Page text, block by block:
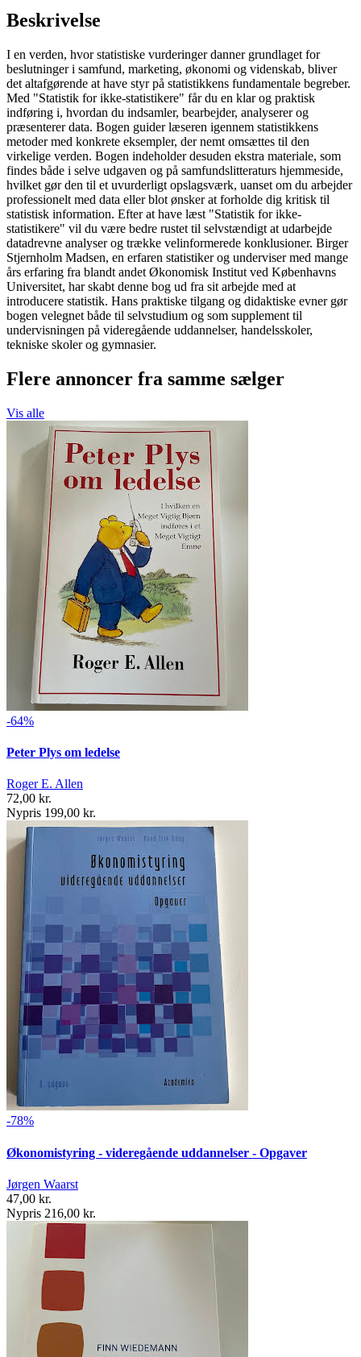
Beskrivelse
I en verden, hvor statistiske vurderinger danner grundlaget for
beslutninger i samfund, marketing, økonomi og videnskab, bliver
det altafgørende at have styr på statistikkens fundamentale begreber.
Med "Statistik for ikke-statistikere" får du en klar og praktisk
indføring i, hvordan du indsamler, bearbejder, analyserer og
præsenterer data. Bogen guider læseren igennem statistikkens
metoder med konkrete eksempler, der nemt omsættes til den
virkelige verden. Bogen indeholder desuden ekstra materiale, som
findes både i selve udgaven og på samfundslitteraturs hjemmeside,
hvilket gør den til et uvurderligt opslagsværk, uanset om du arbejder
professionelt med data eller blot ønsker at forholde dig kritisk til
statistisk information. Efter at have læst "Statistik for ikke-
statistikere" vil du være bedre rustet til selvstændigt at udarbejde
datadrevne analyser og trække velinformerede konklusioner. Birger
Stjernholm Madsen, en erfaren statistiker og underviser med mange
års erfaring fra blandt andet Økonomisk Institut ved Københavns
Universitet, har skabt denne bog ud fra sit arbejde med at
introducere statistik. Hans praktiske tilgang og didaktiske evner gør
bogen velegnet både til selvstudium og som supplement til
undervisningen på videregående uddannelser, handelsskoler,
tekniske skoler og gymnasier.
Flere annoncer fra samme sælger
Vis alle
-64%
Peter Plys om ledelse
Roger E. Allen
72,00 kr.
Nypris 199,00 kr.
-78%
Økonomistyring - videregående uddannelser - Opgaver
Jørgen Waarst
47,00 kr.
Nypris 216,00 kr.